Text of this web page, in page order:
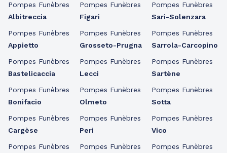
Pompes Funèbres
Albitreccia
Pompes Funèbres
Appietto
Pompes Funèbres
Bastelicaccia
Pompes Funèbres
Bonifacio
Pompes Funèbres
Cargèse
Pompes Funèbres
Pompes Funèbres
Figari
Pompes Funèbres
Grosseto-Prugna
Pompes Funèbres
Lecci
Pompes Funèbres
Olmeto
Pompes Funèbres
Peri
Pompes Funèbres
Pompes Funèbres
Sari-Solenzara
Pompes Funèbres
Sarrola-Carcopino
Pompes Funèbres
Sartène
Pompes Funèbres
Sotta
Pompes Funèbres
Vico
Pompes Funèbres